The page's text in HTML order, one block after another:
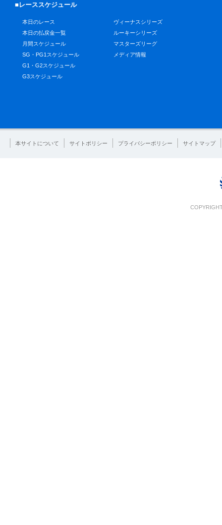
■レーススケジュール
本日のレース
本日の払戻金一覧
月間スケジュール
SG・PG1スケジュール
G1・G2スケジュール
G3スケジュール
ヴィーナスシリーズ
ルーキーシリーズ
マスターズリーグ
メディア情報
本サイトについて サイトポリシー プライバシーポリシー サイトマップ